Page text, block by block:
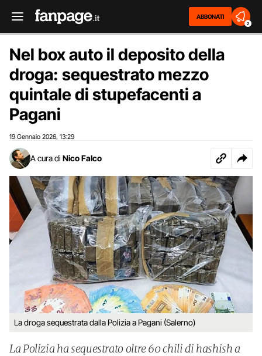
ABBONATI
2
Nel box auto il deposito della
droga: sequestrato mezzo
quintale di stupefacenti a
Pagani
19 Gennaio 2026 13:29
A cura di Nico Falco
La droga sequestrata dalla Polizia a Pagani (Salerno)
La Polizia ha sequestrato oltre 60 chili di hashish a